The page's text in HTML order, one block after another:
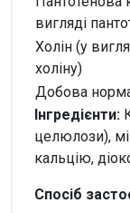
вигляді
Холін (у
холіну)
Добова
Інгредієнти:
целюлози),
кальцію,
Спосіб